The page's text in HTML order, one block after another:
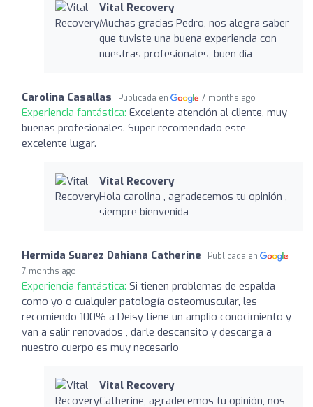
Vital Recovery
Muchas gracias Pedro, nos alegra saber
que tuviste una buena experiencia con
nuestras profesionales, buen día
Carolina Casallas Publicada en 7 months ago
Experiencia fantástica: Excelente atención al cliente, muy
buenas profesionales. Super recomendado este
excelente lugar.
Vital Recovery
Hola carolina , agradecemos tu opinión ,
siempre bienvenida
Hermida Suarez Dahiana Catherine
Publicada en
7 months ago
Experiencia fantástica: Si tienen problemas de espalda
como yo o cualquier patología osteomuscular, les
recomiendo 100% a Deisy tiene un amplio conocimiento y
van a salir renovados , darle descansito y descarga a
nuestro cuerpo es muy necesario
Vital Recovery
Catherine, agradecemos tu opinión, nos